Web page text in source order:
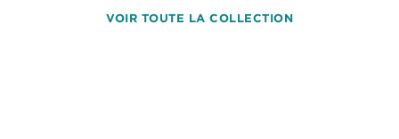
VOIR TOUTE LA COLLECTION